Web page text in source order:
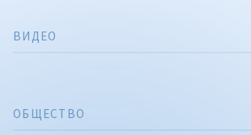
ОБЩЕСТВО
ВИДЕО